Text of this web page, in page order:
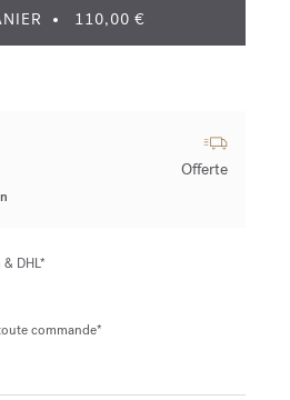
110,00 €
Offerte
DHL*
commande*